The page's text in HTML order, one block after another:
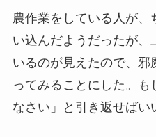
農作業をしている人が、
い込んだようだったが、
いるのが見えたので、邪
ってみることにした。
なさい」と引き返せばい